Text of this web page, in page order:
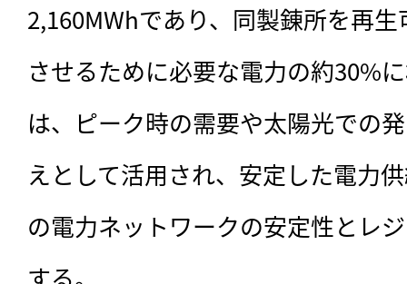
2,160MWhであり、同製錬所を再
させるために必要な電力の約30%
は、ピーク時の需要や太陽光での
えとして活用され、安定した電力
の電力ネットワークの安定性とレ
する。